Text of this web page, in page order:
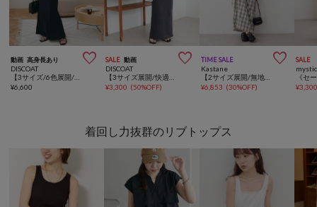
動画 高身長あり 
DISCOAT
¥6,600
SALE 動画 
DISCOAT
¥3,300 (50%OFF)
TIME SALE 
Kastane
【2サイズ展開/無地&チェック/前後2WAY/WEB限定カラー】サイドリボンキャミワンピース
¥6,853 (30%OFF)
SALE
mystic
¥
着回し力抜群のリブトップス